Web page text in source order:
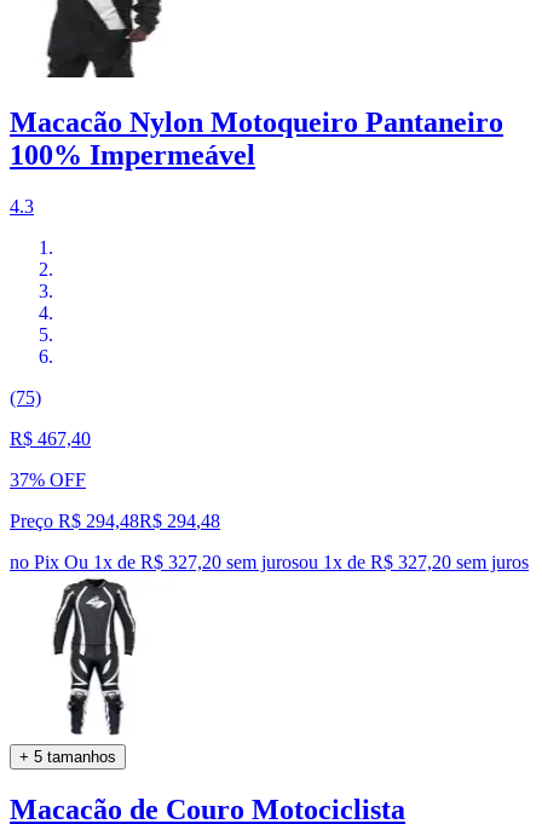
Macacão Nylon Motoqueiro Pantaneiro
100% Impermeável
4.3
(75)
R$ 467,40
37% OFF
Preço R$ 294,48R$ 294,48
no Pix Ou 1x de R$ 327,20 sem jurosou 1x de R$ 327,20 sem juros
+ 5 tamanhos
Macacão de Couro Motociclista